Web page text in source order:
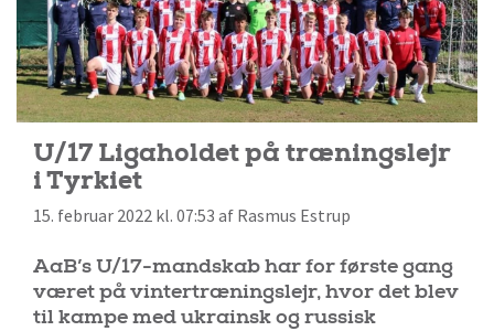
U/17 Ligaholdet på træningslejr
i Tyrkiet
15. februar 2022 kl. 07:53 af Rasmus Estrup
AaB’s U/17-mandskab har for første gang
været på vintertræningslejr, hvor det blev
til kampe med ukrainsk og russisk